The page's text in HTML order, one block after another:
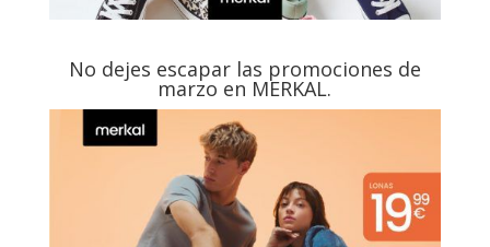
No dejes escapar las promociones de
marzo en MERKAL.